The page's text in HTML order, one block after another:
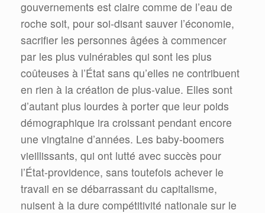
gouvernements est claire comme de l’eau de
roche soit, pour soi-disant sauver l’économie,
sacrifier les personnes âgées à commencer
par les plus vulnérables qui sont les plus
coûteuses à l’État sans qu’elles ne contribuent
en rien à la création de plus-value. Elles sont
d’autant plus lourdes à porter que leur poids
démographique ira croissant pendant encore
une vingtaine d’années. Les baby-boomers
vieillissants, qui ont lutté avec succès pour
l’État-providence, sans toutefois achever le
travail en se débarrassant du capitalisme,
nuisent à la dure compétitivité nationale sur le